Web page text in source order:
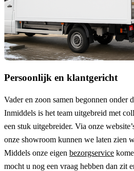
Persoonlijk en klantgericht
Vader en zoon samen begonnen onder
Inmiddels is het team uitgebreid met
een stuk uitgebreider. Via onze
onze showroom kunnen we laten zien
Middels onze eigen bezorgservice
mocht u nog een vraag hebben dan zit